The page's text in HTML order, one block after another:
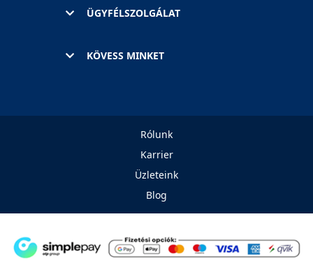
ÜGYFÉLSZOLGÁLAT
KÖVESS MINKET
Rólunk
Karrier
Üzleteink
Blog